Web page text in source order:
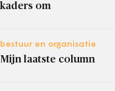
kaders om
bestuur en organisatie
Mijn laatste column